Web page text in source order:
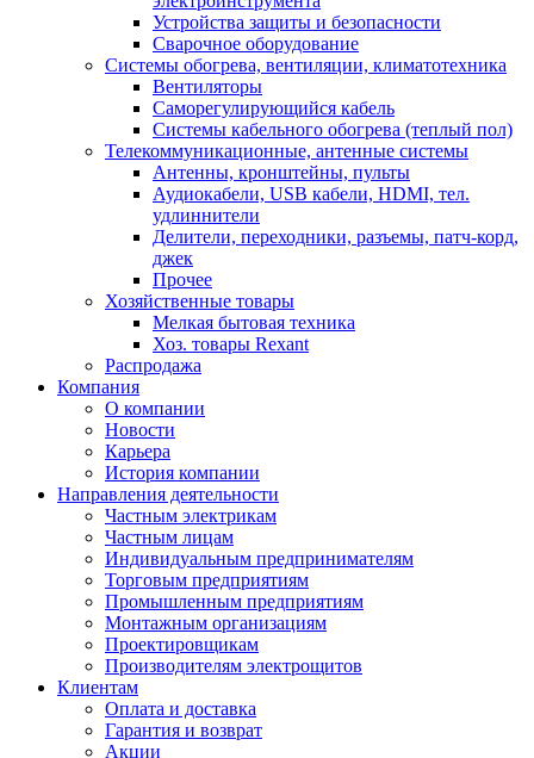
Устройства защиты и безопасности
Сварочное оборудование
Системы обогрева, вентиляции, климатотехника
Вентиляторы
Саморегулирующийся кабель
Системы кабельного обогрева (теплый пол)
Телекоммуникационные, антенные системы
Антенны, кронштейны, пульты
Аудиокабели, USB кабели, HDMI, тел.
удлиннители
Делители, переходники, разъемы, патч-корд,
джек
Прочее
Хозяйственные товары
Мелкая бытовая техника
Хоз. товары Rexant
Распродажа
Компания
О компании
Новости
Карьера
История компании
Направления деятельности
Частным электрикам
Частным лицам
Индивидуальным предпринимателям
Торговым предприятиям
Промышленным предприятиям
Монтажным организациям
Проектировщикам
Производителям электрощитов
Клиентам
Оплата и доставка
Гарантия и возврат
Акции